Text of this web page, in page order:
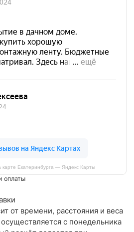
Екатеринбурга — Яндекс Карты
оплаты
от времени, расстояния и веса
осуществляется с понедельника